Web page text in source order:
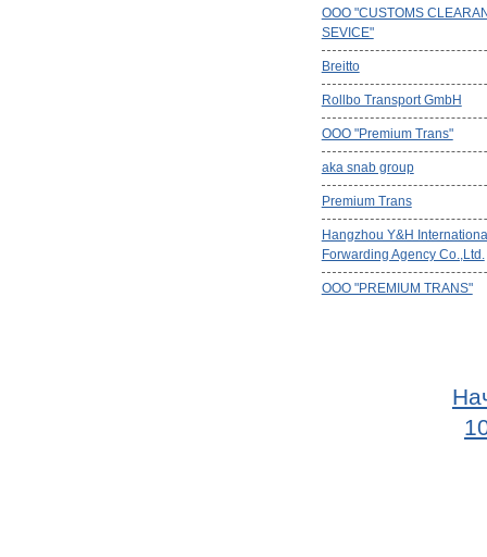
ООО "CUSTOMS
SEVICE"
Breitto
Rollbo Transport GmbH
ООО "Premium Trans"
aka snab group
Premium Trans
Hangzhou Y&H
Forwarding Agency Co.,Ltd.
ООО "PREMIUM TRANS"